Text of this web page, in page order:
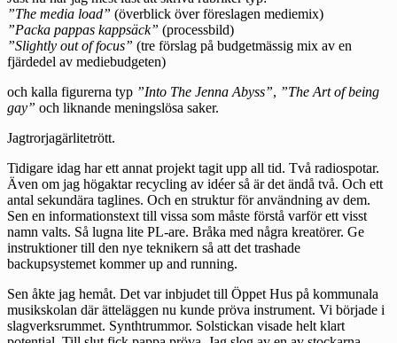
”The media load” (överblick över föreslagen mediemix)
”Packa pappas kappsäck” (processbild)
”Slightly out of focus” (tre förslag på budgetmässig mix av en
fjärdedel av mediebudgeten)
och kalla figurerna typ ”Into The Jenna Abyss”, ”The Art of being
gay” och liknande meningslösa saker.
Jagtrorjagärlitetrött.
Tidigare idag har ett annat projekt tagit upp all tid. Två radiospotar.
Även om jag högaktar recycling av idéer så är det ändå två. Och ett
antal sekundära taglines. Och en struktur för användning av dem.
Sen en informationstext till vissa som måste förstå varför ett visst
namn valts. Så lugna lite PL-are. Bråka med några kreatörer. Ge
instruktioner till den nye teknikern så att det trashade
backupsystemet kommer up and running.
Sen åkte jag hemåt. Det var inbjudet till Öppet Hus på kommunala
musikskolan där ätteläggen nu kunde pröva instrument. Vi började i
slagverksrummet. Synthtrummor. Solstickan visade helt klart